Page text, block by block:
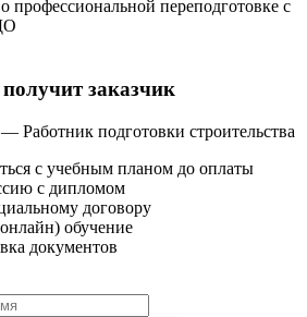
профессиональной переподготовке с
заказчик
Работник подготовки строительства
с учебным планом до оплаты
с дипломом
договору
обучение
документов